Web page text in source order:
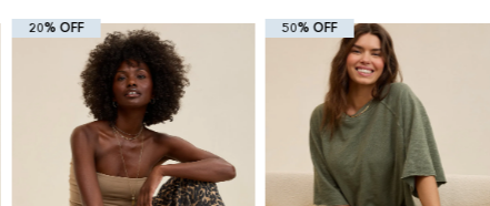
20% OFF 50% OFF